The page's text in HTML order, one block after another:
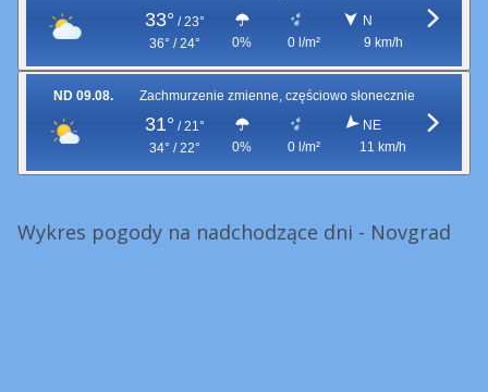
33° / 23°
36° / 24°
0% 0 l/m²
N
9 km/h
ND 09.08. Zachmurzenie zmienne, częściowo słonecznie
31° / 21°
34° / 22°
0% 0 l/m²
NE
11 km/h
Wykres pogody na nadchodzące dni - Novgrad